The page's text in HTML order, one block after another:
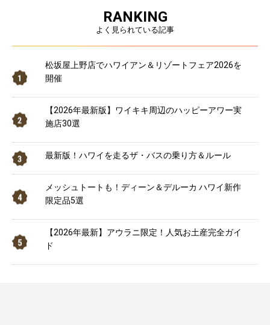
RANKING
よく見られている記事
松坂屋上野店でハワイアン＆リゾートフェア2026を
開催
【2026年最新版】ワイキキ周辺のハッピーアワー実
施店30選
最新版！ハワイを走るザ・バスの乗り方＆ルール
メッシュトートも！ディーン＆デルーカ ハワイ新作
限定品5選
【2026年最新】アウラニ限定！人気お土産完全ガイ
ド